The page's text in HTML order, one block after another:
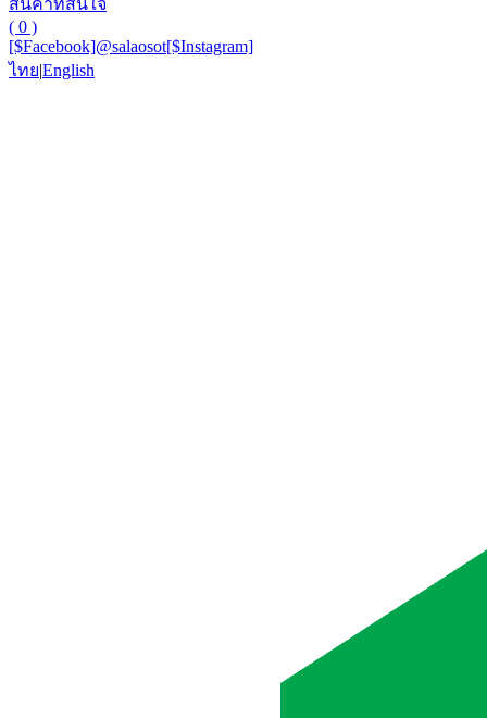
สินค้าที่สนใจ
( 0 )
[$Facebook]@salaosot[$Instagram]
ไทย|English